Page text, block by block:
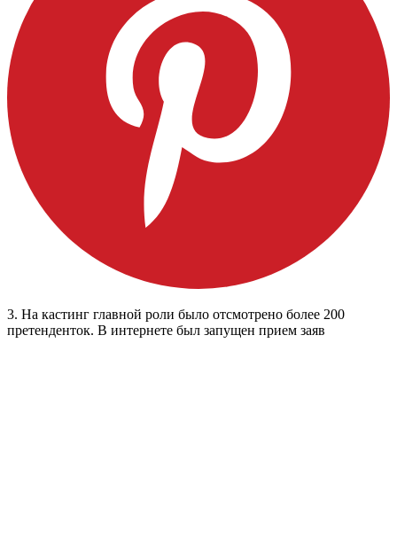
3. На кастинг главной роли было отсмотрено более 200
претенденток. В интернете был запущен прием заяв